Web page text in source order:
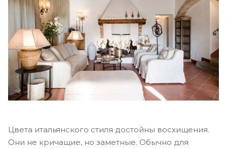
Цвета итальянского стиля достойны восхищения.
Они не кричащие, но заметные. Обычно для